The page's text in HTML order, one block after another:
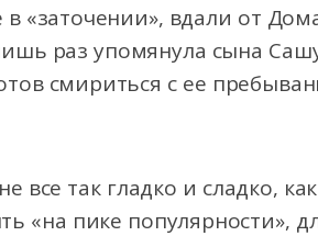
«заточении», вдали от
раз упомянула сына
смириться с ее
все так гладко и сладко,
«на пике популярности»,